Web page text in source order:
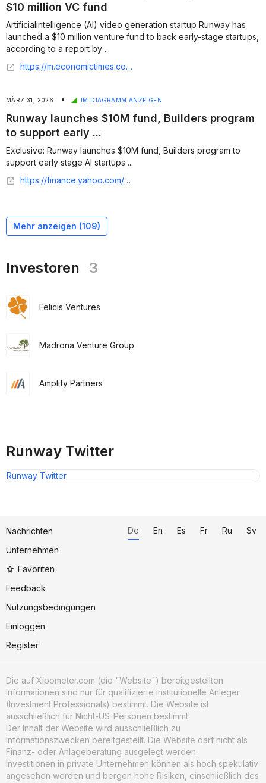
$10 million VC fund
Artificialintelligence (AI) video generation startup Runway has
launched a $10 million venture fund to back early-stage startups,
according to a report by ...
https://m.economictimes.com/tech/funding/ai-video-generation-startup-runway-rolls-out-10-million-vc-fund-report/articleshow/129932576.cms
MÄRZ 31, 2026 • IM DIAGRAMM ANZEIGEN
Runway launches $10M fund, Builders program
to support early ...
Exclusive: Runway launches $10M fund, Builders program to
support early stage AI startups ...
https://finance.yahoo.com/sectors/technology/articles/exclusive-runway-launches-10m-fund-140000305.html
Mehr anzeigen (109)
Investoren 3
Felicis Ventures
Madrona Venture Group
Amplify Partners
Runway Twitter
Runway Twitter
Nachrichten
Unternehmen
Favoriten
Feedback
Nutzungsbedingungen
Einloggen
Register
De En Es Fr Ru Sv
Die auf Xipometer.com (die "Website") bereitgestellten
Informationen sind nur für qualifizierte institutionelle Anleger
(Investment Professionals) bestimmt. Die Website ist
ausschließlich für Nicht-US-Personen bestimmt.
Der Inhalt der Website wird ausschließlich zu
Informationszwecken bereitgestellt. Die Website darf nicht als
Finanz- oder Anlageberatung ausgelegt werden.
Investitionen in private Unternehmen können als hoch spekulativ
angesehen werden und bergen hohe Risiken, einschließlich des